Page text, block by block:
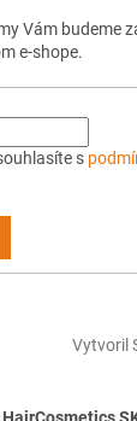
Vám budeme
e-shope.
s
Vytvoril
HairCosmetics